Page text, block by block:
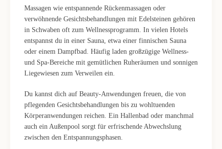
Massagen wie entspannende Rückenmassagen oder
verwöhnende Gesichtsbehandlungen mit Edelsteinen gehören
in Schwaben oft zum Wellnessprogramm. In vielen Hotels
entspannst du in einer Sauna, etwa einer finnischen Sauna
oder einem Dampfbad. Häufig laden großzügige Wellness-
und Spa-Bereiche mit gemütlichen Ruheräumen und sonnigen
Liegewiesen zum Verweilen ein.
Du kannst dich auf Beauty-Anwendungen freuen, die von
pflegenden Gesichtsbehandlungen bis zu wohltuenden
Körperanwendungen reichen. Ein Hallenbad oder manchmal
auch ein Außenpool sorgt für erfrischende Abwechslung
zwischen den Entspannungsphasen.